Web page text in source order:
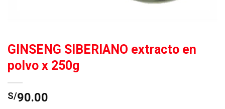
GINSENG SIBERIANO extracto en
polvo x 250g
S/90.00